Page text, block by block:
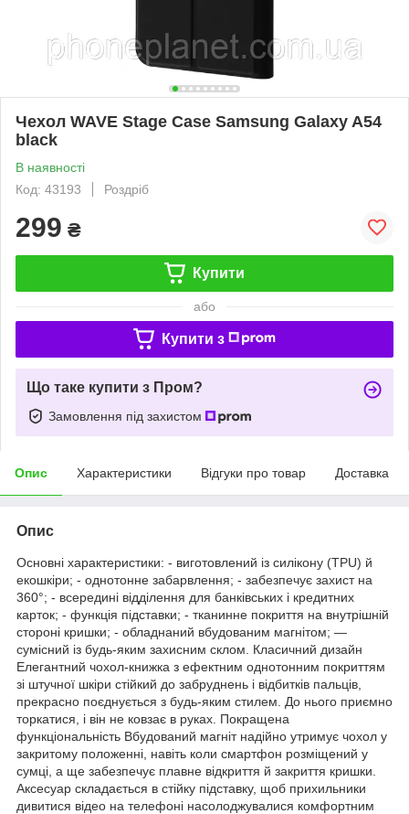
Чехол WAVE Stage Case Samsung Galaxy A54
black
В наявності
Код: 43193
Роздріб
299 ₴
Купити
або
Купити з
Що таке купити з Пром?
Замовлення під захистом
Опис Характеристики Відгуки про товар Доставка
Опис
Основні характеристики: - виготовлений із силікону (TPU) й
екошкіри; - однотонне забарвлення; - забезпечує захист на
360°; - всередині відділення для банківських і кредитних
карток; - функція підставки; - тканинне покриття на внутрішній
стороні кришки; - обладнаний вбудованим магнітом; —
сумісний із будь-яким захисним склом. Класичний дизайн
Елегантний чохол-книжка з ефектним однотонним покриттям
зі штучної шкіри стійкий до забруднень і відбитків пальців,
прекрасно поєднується з будь-яким стилем. До нього приємно
торкатися, і він не ковзає в руках. Покращена
функціональність Вбудований магніт надійно утримує чохол у
закритому положенні, навіть коли смартфон розміщений у
сумці, а ще забезпечує плавне відкриття й закриття кришки.
Аксесуар складається в стійку підставку, щоб прихильники
дивитися відео на телефоні насолоджувалися комфортним